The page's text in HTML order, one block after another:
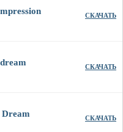
СКАЧАТЬ
СКАЧАТЬ
Dream СКАЧАТЬ